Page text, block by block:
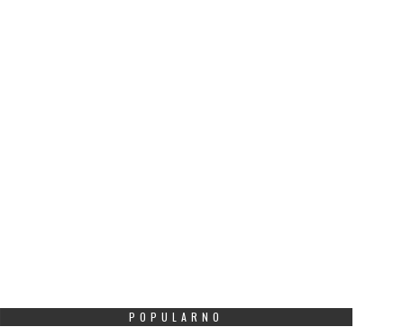
POPULARNO